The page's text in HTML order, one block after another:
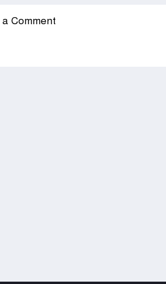
a Comment